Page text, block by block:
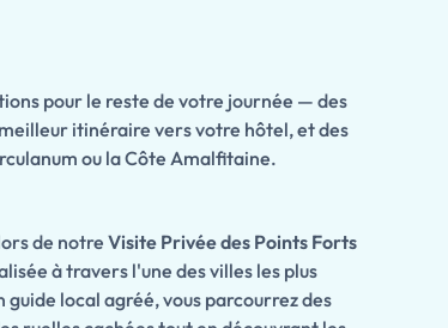
pour le reste de votre journée — des
itinéraire vers votre hôtel, et des
ou la Côte Amalfitaine.
de notre Visite Privée des Points Forts
à travers l'une des villes les plus
local agréé, vous parcourrez des